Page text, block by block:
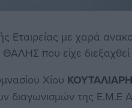
Εταιρείας με χαρά
που είχε
Χίου
διαγωνισμών της